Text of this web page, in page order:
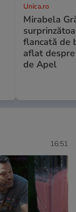
Unica.ro
Mirabela
flancată de
aflat
de Apel
16:51